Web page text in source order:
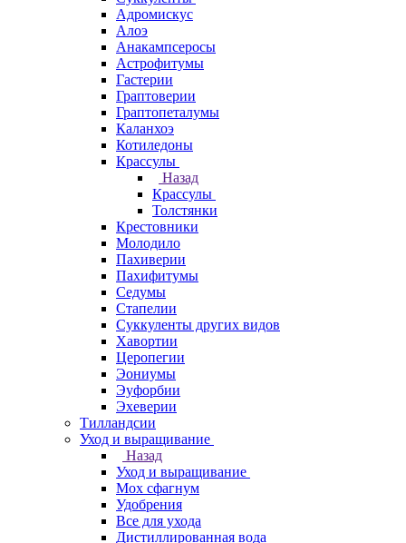
Адромискус
Алоэ
Анакампсеросы
Астрофитумы
Гастерии
Граптоверии
Граптопеталумы
Каланхоэ
Котиледоны
Крассулы
Назад
Крассулы
Толстянки
Крестовники
Молодило
Пахиверии
Пахифитумы
Седумы
Стапелии
Суккуленты других видов
Хавортии
Церопегии
Эониумы
Эуфорбии
Эхеверии
Тилландсии
Уход и выращивание
Назад
Уход и выращивание
Мох сфагнум
Удобрения
Все для ухода
Дистиллированная вода